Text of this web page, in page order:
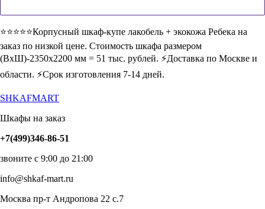
⭐️⭐️⭐️⭐️⭐️Корпусный шкаф-купе лакобель + экокожа Ребека на
заказ по низкой цене. Стоимость шкафа размером
(ВхШ)-2350х2200 мм = 51 тыс. рублей. ⚡️Доставка по Москве и
области. ⚡️Срок изготовления 7-14 дней.
SHKAFMART
Шкафы на заказ
+7(499)346-86-51
звоните с 9:00 до 21:00
info@shkaf-mart.ru
Москва пр-т Андропова 22 с.7